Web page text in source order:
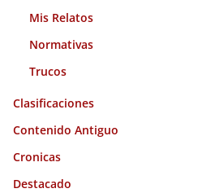
Mis Relatos
Normativas
Trucos
Clasificaciones
Contenido Antiguo
Cronicas
Destacado